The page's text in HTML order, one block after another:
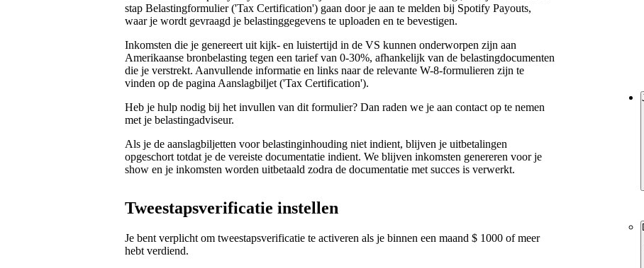
stap Belastingformulier ('Tax Certification') gaan door je aan te melden bij Spotify Payouts,
waar je wordt gevraagd je belastinggegevens te uploaden en te bevestigen.
Inkomsten die je genereert uit kijk- en luistertijd in de VS kunnen onderworpen zijn aan
Amerikaanse bronbelasting tegen een tarief van 0-30%, afhankelijk van de belastingdocumenten
die je verstrekt. Aanvullende informatie en links naar de relevante W-8-formulieren zijn te
vinden op de pagina Aanslagbiljet ('Tax Certification').
Heb je hulp nodig bij het invullen van dit formulier? Dan raden we je aan contact op te nemen
met je belastingadviseur.
Als je de aanslagbiljetten voor belastinginhouding niet indient, blijven je uitbetalingen
opgeschort totdat je de vereiste documentatie indient. We blijven inkomsten genereren voor je
show en je inkomsten worden uitbetaald zodra de documentatie met succes is verwerkt.
Tweestapsverificatie instellen
Je bent verplicht om tweestapsverificatie te activeren als je binnen een maand $ 1000 of meer
hebt verdiend.